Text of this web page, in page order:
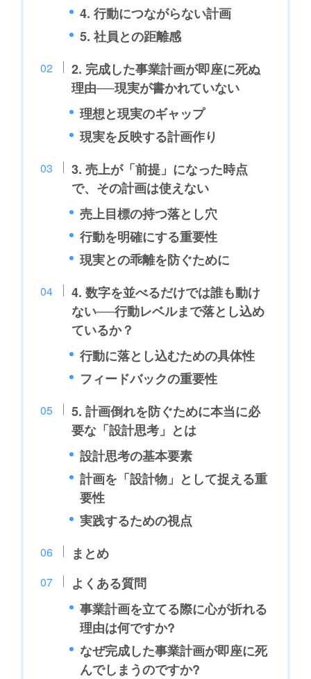
4. 行動につながらない計画
5. 社員との距離感
2. 完成した事業計画が即座に死ぬ
理由──現実が書かれていない
理想と現実のギャップ
現実を反映する計画作り
3. 売上が「前提」になった時点
で、その計画は使えない
売上目標の持つ落とし穴
行動を明確にする重要性
現実との乖離を防ぐために
4. 数字を並べるだけでは誰も動け
ない──行動レベルまで落とし込め
ているか？
行動に落とし込むための具体性
フィードバックの重要性
5. 計画倒れを防ぐために本当に必
要な「設計思考」とは
設計思考の基本要素
計画を「設計物」として捉える重
要性
実践するための視点
まとめ
よくある質問
事業計画を立てる際に心が折れる
理由は何ですか?
なぜ完成した事業計画が即座に死
んでしまうのですか?